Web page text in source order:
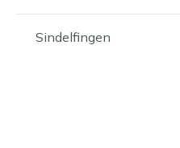
Sindelfingen